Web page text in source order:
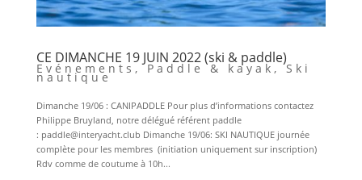
CE DIMANCHE 19 JUIN 2022 (ski & paddle)
Evénements ,Paddle & kayak ,Ski
nautique
Dimanche 19/06 : CANIPADDLE Pour plus d’informations contactez
Philippe Bruyland, notre délégué référent paddle
: paddle@interyacht.club Dimanche 19/06: SKI NAUTIQUE journée
complète pour les membres (initiation uniquement sur inscription)
Rdv comme de coutume à 10h...